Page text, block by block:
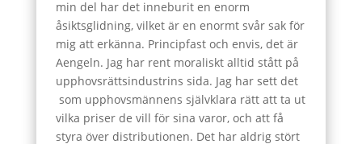
min del har det inneburit en enorm
åsiktsglidning, vilket är en enormt svår sak för
mig att erkänna. Principfast och envis, det är
Aengeln. Jag har rent moraliskt alltid stått på
upphovsrättsindustrins sida. Jag har sett det
som upphovsmännens självklara rätt att ta ut
vilka priser de vill för sina varor, och att få
styra över distributionen. Det har aldrig stört